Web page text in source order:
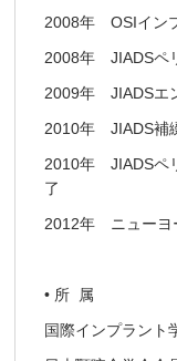
2008年 OSIイン
2008年 JIADSペ
2009年 JIADSエ
2010年 JIADS補
2010年 JIADSペ
了
2012年 ニューヨ
• 所 属
国際インプラント